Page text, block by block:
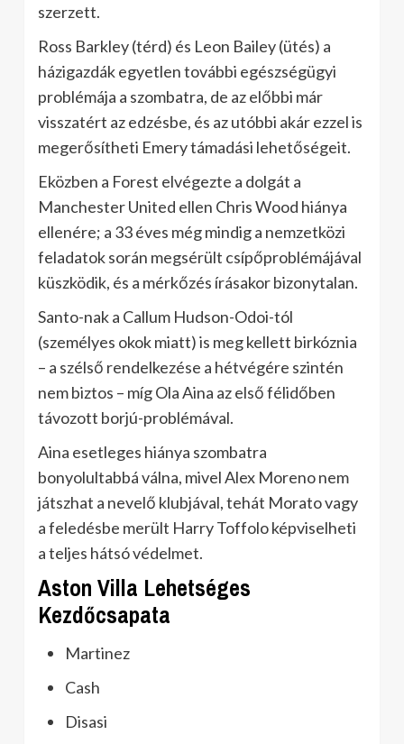
szerzett.
Ross Barkley (térd) és Leon Bailey (ütés) a
házigazdák egyetlen további egészségügyi
problémája a szombatra, de az előbbi már
visszatért az edzésbe, és az utóbbi akár ezzel is
megerősítheti Emery támadási lehetőségeit.
Eközben a Forest elvégezte a dolgát a
Manchester United ellen Chris Wood hiánya
ellenére; a 33 éves még mindig a nemzetközi
feladatok során megsérült csípőproblémájával
küszködik, és a mérkőzés írásakor bizonytalan.
Santo-nak a Callum Hudson-Odoi-tól
(személyes okok miatt) is meg kellett birkóznia
– a szélső rendelkezése a hétvégére szintén
nem biztos – míg Ola Aina az első félidőben
távozott borjú-problémával.
Aina esetleges hiánya szombatra
bonyolultabbá válna, mivel Alex Moreno nem
játszhat a nevelő klubjával, tehát Morato vagy
a feledésbe merült Harry Toffolo képviselheti
a teljes hátsó védelmet.
Aston Villa Lehetséges
Kezdőcsapata
Martinez
Cash
Disasi